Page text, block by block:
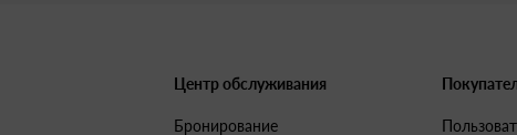
Центр обслуживания
Бронирование